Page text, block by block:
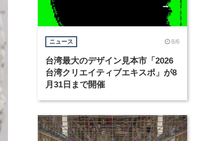
ニュース 8/6
台湾最大のデザイン見本市「2026
台湾クリエイティブエキスポ」が8
月31日まで開催